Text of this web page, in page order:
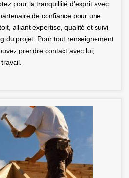
pour la tranquillité d'esprit avec
de confiance pour une
alliant expertise, qualité et suivi
du projet. Pour tout renseignement
prendre contact avec lui,